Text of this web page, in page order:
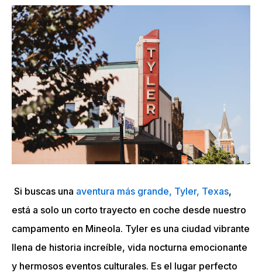
Si buscas una aventura más grande, Tyler, Texas,
está a solo un corto trayecto en coche desde nuestro
campamento en Mineola. Tyler es una ciudad vibrante
llena de historia increíble, vida nocturna emocionante
y hermosos eventos culturales. Es el lugar perfecto